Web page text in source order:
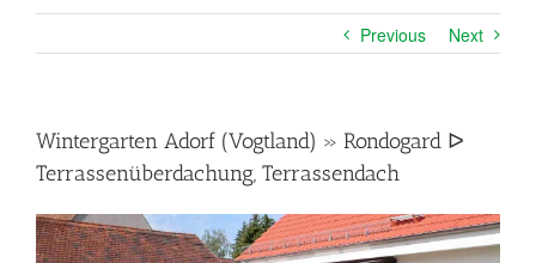
Previous Next
Wintergarten Adorf (Vogtland) » Rondogard ᐅ
Terrassenüberdachung, Terrassendach